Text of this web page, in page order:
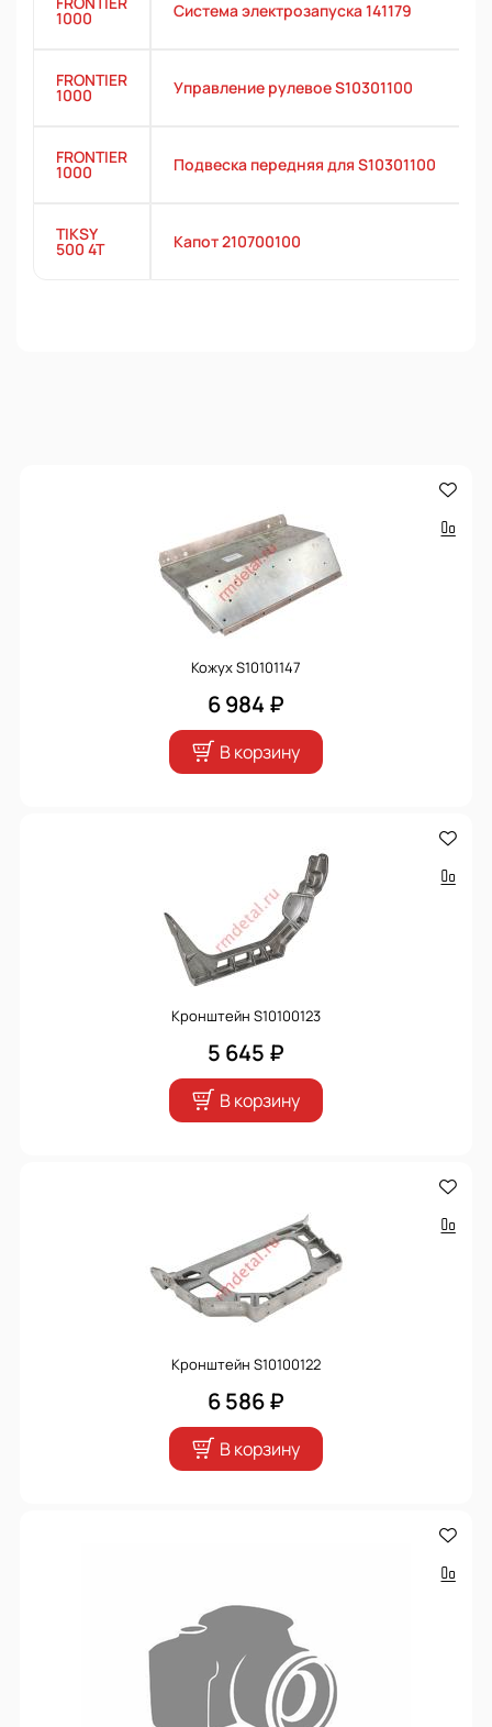
1000 Система электрозапуска 141179
FRONTIER
1000 Управление рулевое S10301100
FRONTIER
1000 Подвеска передняя для S10301100
TIKSY
500 4T Капот 210700100
Кожух S10101147
6 984 ₽
В корзину
Кронштейн S10100123
5 645 ₽
В корзину
Кронштейн S10100122
6 586 ₽
В корзину